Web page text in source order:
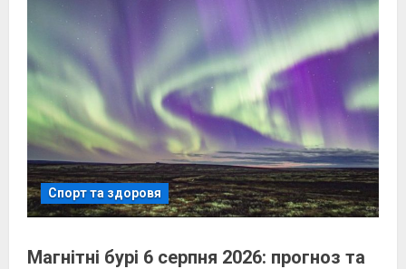
Спорт та здоровя
Магнітні бурі 6 серпня 2026: прогноз та